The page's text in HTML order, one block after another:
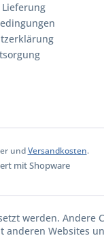
undVersandkosten.
mit Shopware
werden. Andere
anderen Websites